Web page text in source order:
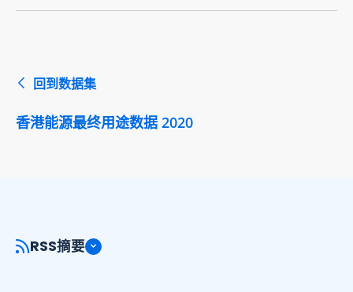
回到数据集
香港能源最终用途数据 2020
RSS摘要